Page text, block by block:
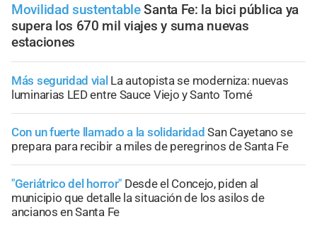
Movilidad sustentable Santa Fe: la bici pública ya
supera los 670 mil viajes y suma nuevas
estaciones
Más seguridad vial La autopista se moderniza: nuevas
luminarias LED entre Sauce Viejo y Santo Tomé
Con un fuerte llamado a la solidaridad San Cayetano se
prepara para recibir a miles de peregrinos de Santa Fe
"Geriátrico del horror" Desde el Concejo, piden al
municipio que detalle la situación de los asilos de
ancianos en Santa Fe